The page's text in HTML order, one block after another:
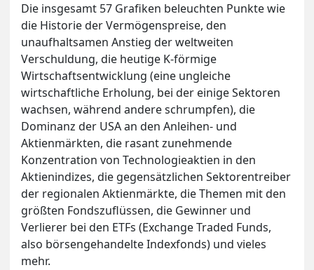
Die insgesamt 57 Grafiken beleuchten Punkte wie
die Historie der Vermögenspreise, den
unaufhaltsamen Anstieg der weltweiten
Verschuldung, die heutige K-förmige
Wirtschaftsentwicklung (eine ungleiche
wirtschaftliche Erholung, bei der einige Sektoren
wachsen, während andere schrumpfen), die
Dominanz der USA an den Anleihen- und
Aktienmärkten, die rasant zunehmende
Konzentration von Technologieaktien in den
Aktienindizes, die gegensätzlichen Sektorentreiber
der regionalen Aktienmärkte, die Themen mit den
größten Fondszuflüssen, die Gewinner und
Verlierer bei den ETFs (Exchange Traded Funds,
also börsengehandelte Indexfonds) und vieles
mehr.